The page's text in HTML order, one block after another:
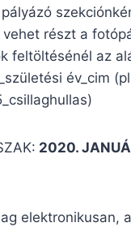
részt a
feltöltésénél az
év_cim
2020.
elektronikusan,